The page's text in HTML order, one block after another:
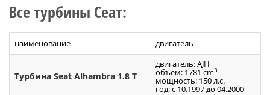
Все турбины Сеат:
наименование двигатель
Турбина Seat Alhambra 1.8 T
двигатель: AJH
объём: 1781 cm3
мощность: 150 л.с.
год: с 10.1997 до 04.2000